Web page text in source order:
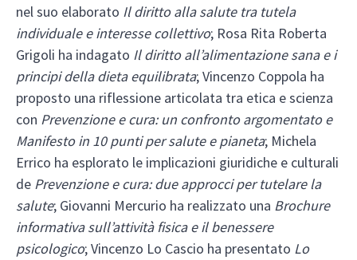
nel suo elaborato Il diritto alla salute tra tutela
individuale e interesse collettivo; Rosa Rita Roberta
Grigoli ha indagato Il diritto all’alimentazione sana e i
principi della dieta equilibrata; Vincenzo Coppola ha
proposto una riflessione articolata tra etica e scienza
con Prevenzione e cura: un confronto argomentato e
Manifesto in 10 punti per salute e pianeta; Michela
Errico ha esplorato le implicazioni giuridiche e culturali
de Prevenzione e cura: due approcci per tutelare la
salute; Giovanni Mercurio ha realizzato una Brochure
informativa sull’attività fisica e il benessere
psicologico; Vincenzo Lo Cascio ha presentato Lo